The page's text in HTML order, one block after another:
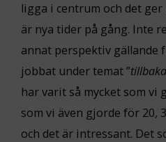
ligga i centrum och det
är nya tider på gång. Inte
annat perspektiv gällande
jobbat under temat ”
har varit så mycket som vi
som vi även gjorde för 20,
och det är intressant. Det